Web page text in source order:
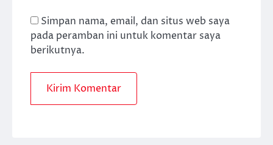
Simpan nama, email, dan situs web saya
pada peramban ini untuk komentar saya
berikutnya.